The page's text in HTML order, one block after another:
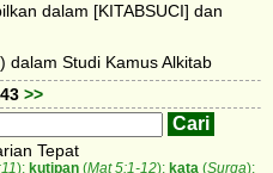
dalam [KITABSUCI] dan
dalam Studi Kamus Alkitab
>>
Tepat
); kutipan(Mat 5:1-12); kata(Surga);